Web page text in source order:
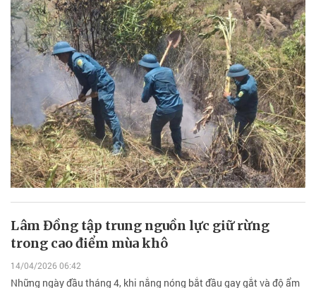
Lâm Đồng tập trung nguồn lực giữ rừng
trong cao điểm mùa khô
14/04/2026 06:42
Những ngày đầu tháng 4, khi nắng nóng bắt đầu gay gắt và độ ẩm